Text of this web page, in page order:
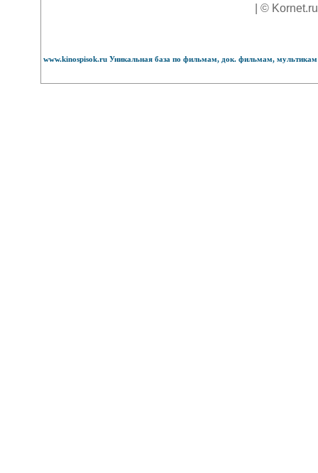
| ©
www.kinospisok.ru Уникальная база по фильмам, док. фильмам,